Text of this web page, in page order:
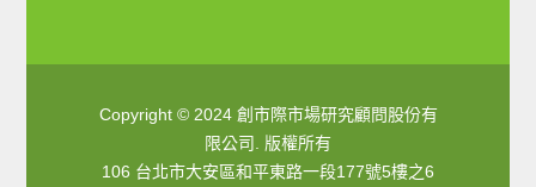
Copyright © 2024 創市際市場研究顧問股份有
限公司. 版權所有
106 台北市大安區和平東路一段177號5樓之6